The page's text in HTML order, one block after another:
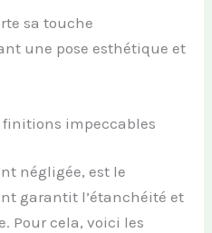
sa touche
une pose esthétique et
impeccables
négligée, est le
garantit l’étanchéité et
Pour cela, voici les